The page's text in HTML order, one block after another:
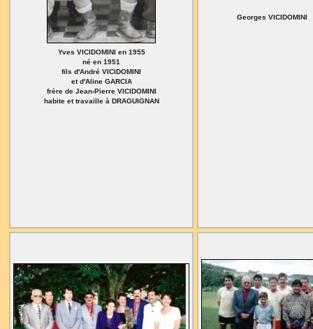
Yves VICIDOMINI en 1955
né en 1951
fils d'André VICIDOMINI
et d'Aline GARCIA
frère de Jean-Pierre VICIDOMINI
habite et travaille à DRAGUIGNAN
Georges VICIDOMINI